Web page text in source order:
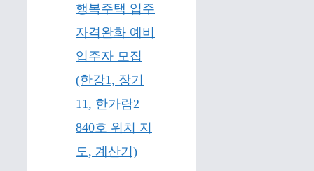
행복주택 입주
자격완화 예비
입주자 모집
(한강1, 장기
11, 한가람2
840호 위치 지
도, 계산기)